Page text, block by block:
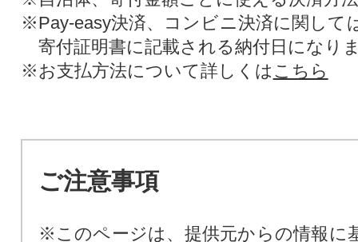
※Pay-easy決済、コンビニ決済に関して
寄付証明書に記載される納付日になり
※お支払方法について詳しくは こちら
ご注意事項
※このページは、提供元からの情報に